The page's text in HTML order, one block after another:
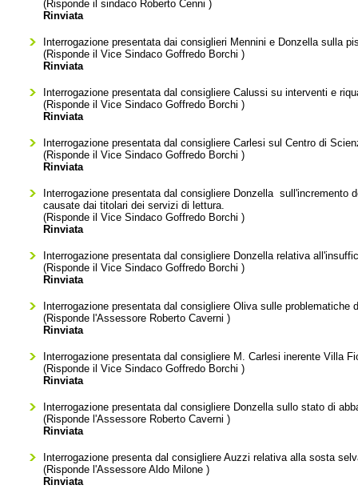
(Risponde il sindaco Roberto Cenni )
Rinviata
Interrogazione presentata dai consiglieri Mennini e Donzella sulla
(Risponde il Vice SindacoGoffredo Borchi )
Rinviata
Interrogazione presentata dal consigliere Calussi su interventi e
(Risponde il Vice SindacoGoffredo Borchi )
Rinviata
Interrogazione presentata dal consigliere Carlesi sul Centro di
(Risponde il Vice SindacoGoffredo Borchi )
Rinviata
Interrogazione presentata dal consigliere Donzella
causate dai titolari dei servizi di lettura.
(Risponde il Vice SindacoGoffredo Borchi )
Rinviata
Interrogazione presentata dal consigliere Donzella relativa
(Risponde il Vice SindacoGoffredo Borchi )
Rinviata
Interrogazione presentata dal consigliere Oliva sulle problematiche
(Risponde l'Assessore Roberto Caverni )
Rinviata
Interrogazione presentata dal consigliere M. Carlesi inerente Villa
(Risponde il Vice SindacoGoffredo Borchi )
Rinviata
Interrogazione presentata dal consigliere Donzella sullo stato di
(Risponde l'Assessore Roberto Caverni )
Rinviata
Interrogazione presenta dal consigliere Auzzi relativa alla sosta
(Risponde l'AssessoreAldo Milone )
Rinviata